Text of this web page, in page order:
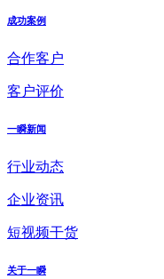
成功案例
合作客户
客户评价
一瞬新闻
行业动态
企业资讯
短视频干货
关于一瞬